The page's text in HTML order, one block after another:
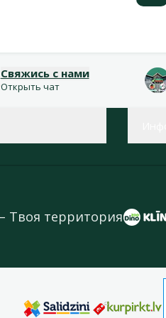
Свяжись с нами
Открыть чат
Твоя территория